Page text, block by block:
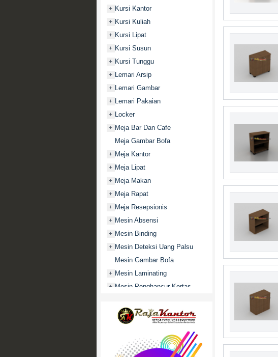
+ Kursi Kantor
+ Kursi Kuliah
+ Kursi Lipat
+ Kursi Susun
+ Kursi Tunggu
+ Lemari Arsip
+ Lemari Gambar
+ Lemari Pakaian
+ Locker
+ Meja Bar Dan Cafe
Meja Gambar Bofa
+ Meja Kantor
+ Meja Lipat
+ Meja Makan
+ Meja Rapat
+ Meja Resepsionis
+ Mesin Absensi
+ Mesin Binding
+ Mesin Deteksi Uang Palsu
Mesin Gambar Bofa
+ Mesin Laminating
+ Mesin Penghancur Kertas
Mobile File / Roll O Pack
Movitex
Paper Cutter
Partisi Kantor